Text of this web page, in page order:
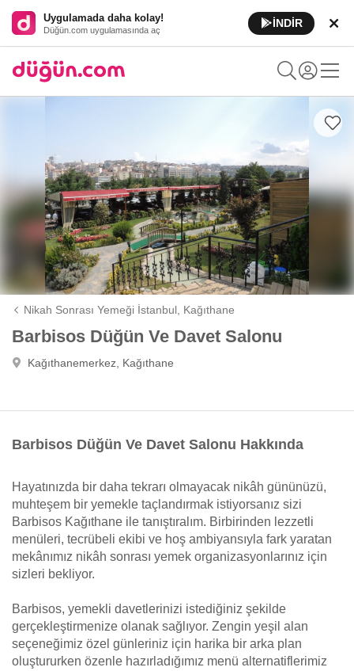
Uygulamada daha kolay!
Düğün.com uygulamasında aç
İNDİR
Nikah Sonrası Yemeği İstanbul, Kağıthane
Barbisos Düğün Ve Davet Salonu
Kağıthanemerkez, Kağıthane
Barbisos Düğün Ve Davet Salonu Hakkında
Hayatınızda bir daha tekrarı olmayacak nikâh gününüzü,
muhteşem bir yemekle taçlandırmak istiyorsanız sizi
Barbisos Kağıthane ile tanıştıralım. Birbirinden lezzetli
menüleri, tecrübeli ekibi ve hoş ambiyansıyla fark yaratan
mekânımız nikâh sonrası yemek organizasyonlarınız için
sizleri bekliyor.
Barbisos, yemekli davetlerinizi istediğiniz şekilde
gerçekleştirmenize olanak sağlıyor. Zengin yeşil alan
seçeneğimiz özel günleriniz için harika bir arka plan
oluştururken özenle hazırladığımız menü alternatiflerimiz